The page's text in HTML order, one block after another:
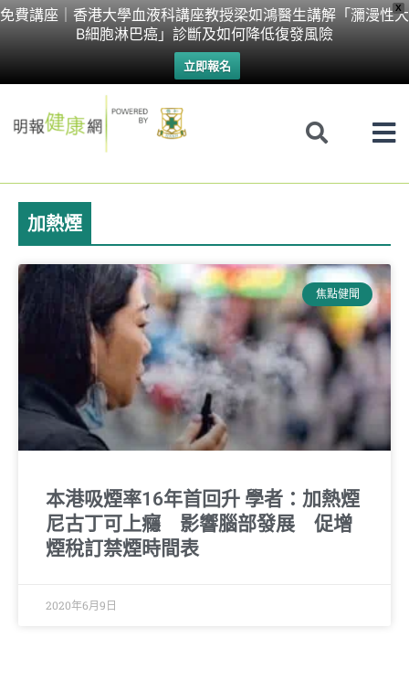
X
免費講座｜香港大學血液科講座教授梁如鴻醫生講解「瀰漫性大
B細胞淋巴癌」診斷及如何降低復發風險
立即報名
Skip
加熱煙
焦點健聞
本港吸煙率16年首回升 學者：加熱煙
尼古丁可上癮 影響腦部發展 促增
煙稅訂禁煙時間表
2020年6月9日